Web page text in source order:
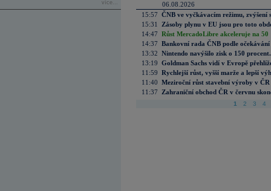
více...
06.08.2026
15:57 ČNB ve vyčkávacím režimu, zvýšení
15:31
Zásoby plynu v EU jsou pro toto
14:47 Růst MercadoLibre akceleruje na
14:37 Bankovní rada ČNB podle
13:32 Nintendo navýšilo zisk o 150
13:19 Goldman Sachs vidí v Evropě
11:59 Rychlejší růst, vyšší marže a lepší
11:40 Meziroční růst stavební výroby v
11:37
Zahraniční obchod ČR v červnu
1 2 3 4